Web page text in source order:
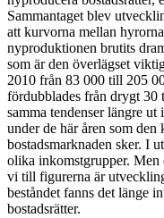
Sammantaget blev
att kurvorna mellan
nyproduktionen brutits
som är den överlägset
2010 från 83 000 till 205
fördubblades från drygt 30
samma tendenser längre ut
under de här åren som
bostadsmarknaden sker. I
olika inkomstgrupper. Men
vi till figurerna är
beståndet fanns det länge
bostadsrätter.